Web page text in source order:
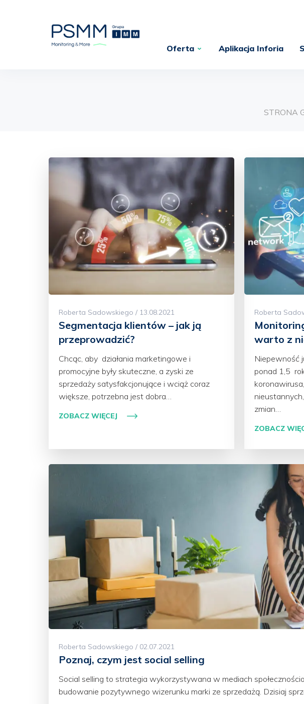
Oferta Aplikacja Inforia
STRONA
Roberta Sadowskiego / 13.08.2021
Segmentacja klientów – jak ją
przeprowadzić?
Chcąc, aby działania marketingowe i
promocyjne były skuteczne, a zyski ze
sprzedaży satysfakcjonujące i wciąż coraz
większe, potrzebna jest dobra…
ZOBACZ WIĘCEJ
Roberta
warto z
Niepewność
ponad 1,5
zmian…
ZOBACZ
Roberta Sadowskiego / 02.07.2021
Poznaj, czym jest social selling
Social selling to strategia wykorzystywana w mediach
budowanie pozytywnego wizerunku marki ze sprzedażą. Dzisiaj